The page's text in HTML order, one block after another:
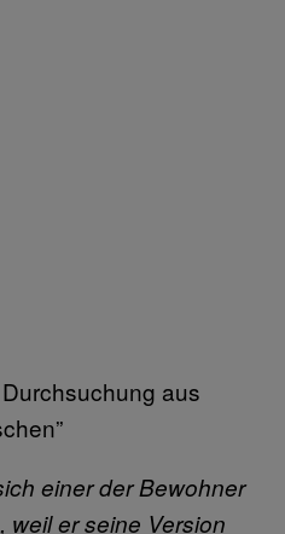
aus
einer der Bewohner
weil er seine Version